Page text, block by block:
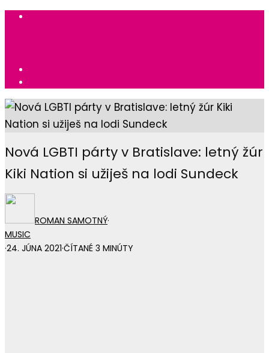
Nová LGBTI párty v Bratislave: letný žúr
Kiki Nation si užiješ na lodi Sundeck
ROMAN SAMOTNÝ·
MUSIC
·24. JÚNA 2021·ČÍTANÉ 3 MINÚTY